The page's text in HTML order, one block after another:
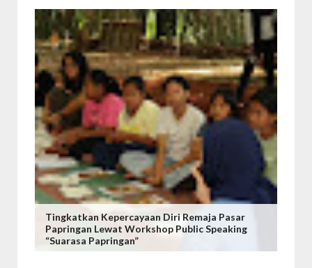
Tingkatkan Kepercayaan Diri Remaja Pasar
Papringan Lewat Workshop Public Speaking
“Suarasa Papringan”